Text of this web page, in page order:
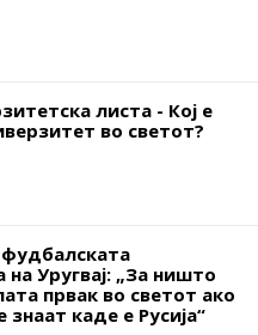
листа - Кој е
во светот?
на Уругвај: „За ништо
првак во светот ако
каде е Русија“